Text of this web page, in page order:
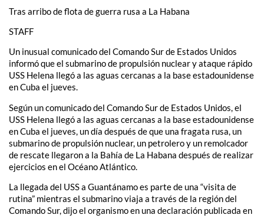
Tras arribo de flota de guerra rusa a La Habana
STAFF
Un inusual comunicado del Comando Sur de Estados Unidos
informó que el submarino de propulsión nuclear y ataque rápido
USS Helena llegó a las aguas cercanas a la base estadounidense
en Cuba el jueves.
Según un comunicado del Comando Sur de Estados Unidos, el
USS Helena llegó a las aguas cercanas a la base estadounidense
en Cuba el jueves, un día después de que una fragata rusa, un
submarino de propulsión nuclear, un petrolero y un remolcador
de rescate llegaron a la Bahía de La Habana después de realizar
ejercicios en el Océano Atlántico.
La llegada del USS a Guantánamo es parte de una “visita de
rutina” mientras el submarino viaja a través de la región del
Comando Sur, dijo el organismo en una declaración publicada en